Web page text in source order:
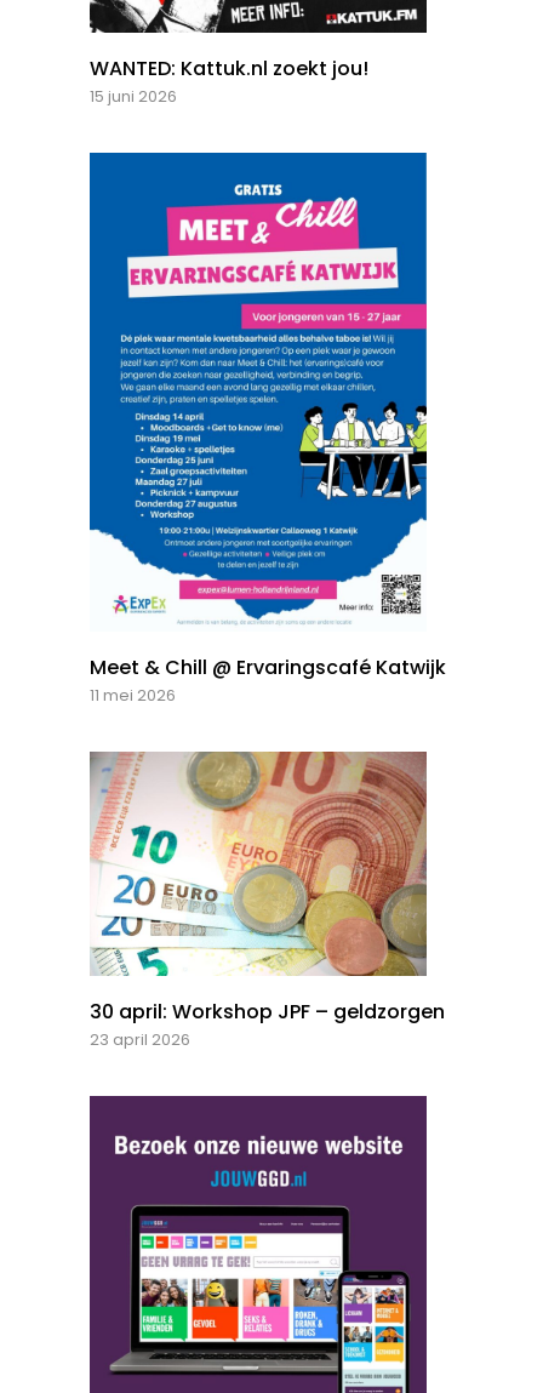
WANTED: Kattuk.nl zoekt jou!
15 juni 2026
Meet & Chill @ Ervaringscafé Katwijk
11 mei 2026
30 april: Workshop JPF – geldzorgen
23 april 2026